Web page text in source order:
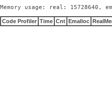
Memory usage: real: 15728640,
Code Profiler Time Cnt Emalloc